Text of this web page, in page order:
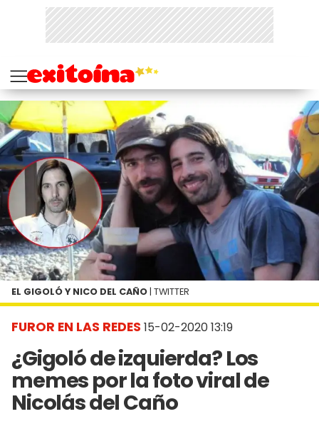
FUROR EN LAS REDES 15-02-2020 13:19
¿Gigoló de izquierda? Los
memes por la foto viral de
Nicolás del Caño
EL GIGOLÓ Y NICO DEL CAÑO | TWITTER